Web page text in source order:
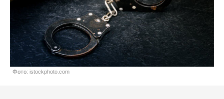
Фото: istockphoto.com